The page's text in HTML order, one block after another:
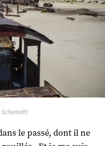
Schemidt)
le passé, dont il ne